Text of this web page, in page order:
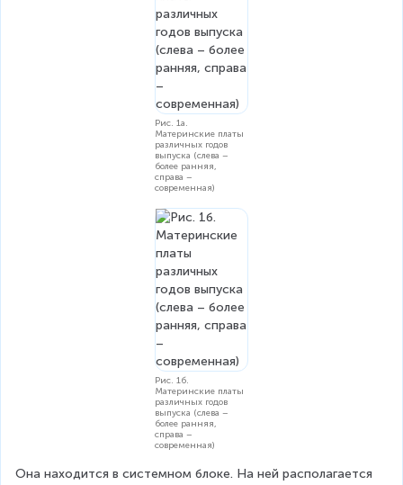
Рис. 1а.
Материнские платы
различных годов
выпуска (слева –
более ранняя,
справа –
современная)
Рис. 1б.
Материнские платы
различных годов
выпуска (слева –
более ранняя,
справа –
современная)
Она находится в системном блоке. На ней располагается